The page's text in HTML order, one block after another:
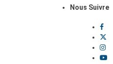
Nous Suivre